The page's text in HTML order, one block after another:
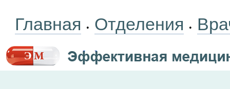
Главная • Отделения •